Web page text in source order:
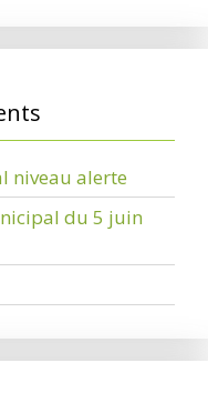
niveau alerte
du 5 juin